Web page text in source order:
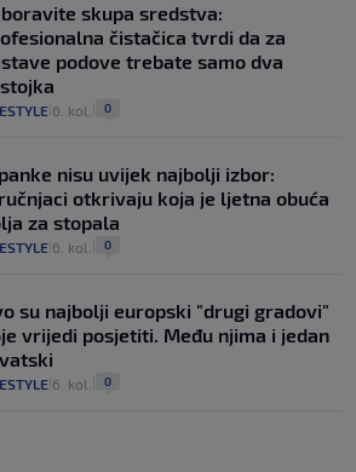
skupa sredstva:
čistačica tvrdi da za
podove trebate samo dva
6. kol. 0
nisu uvijek najbolji izbor:
otkrivaju koja je ljetna obuća
za stopala
6. kol. 0
su najbolji europski "drugi gradovi"
vrijedi posjetiti. Među njima i jedan
6. kol. 0